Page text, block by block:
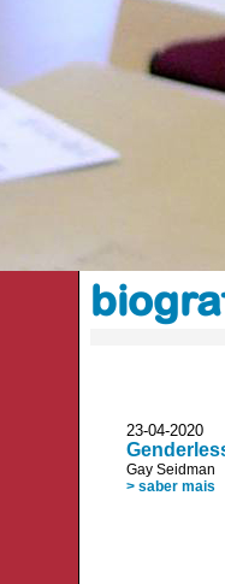
23-04-
Gay Seidman
> saber mais